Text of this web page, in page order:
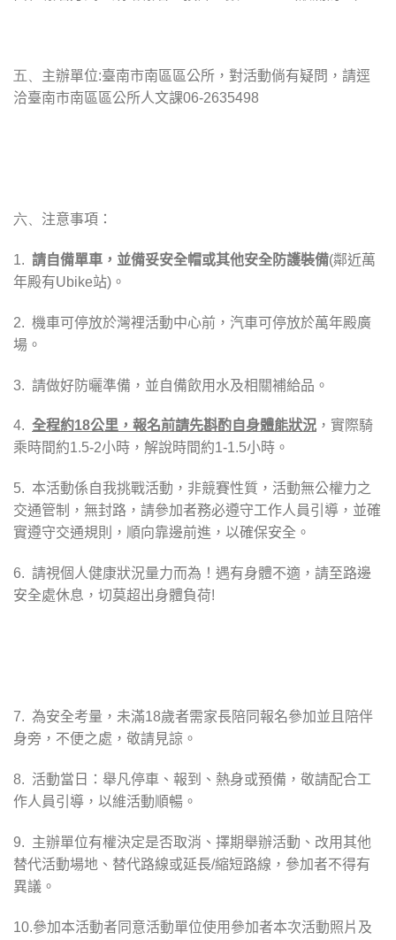
五、 主辦單位:臺南市南區區公所，對活動倘有疑問，請逕
洽臺南市南區區公所人文課06-2635498
六、 注意事項：
1. 請自備單車，並備妥安全帽或其他安全防護裝備(鄰近萬
年殿有Ubike站) 。
2. 機車可停放於灣裡活動中心前，汽車可停放於萬年殿廣
場。
3. 請做好防曬準備，並自備飲用水及相關補給品。
4. 全程約18公里，報名前請先斟酌自身體能狀況 ，實際騎
乘時間約1.5-2小時，解說時間約1-1.5小時。
5. 本活動係自我挑戰活動，非競賽性質，活動無公權力之
交通管制，無封路，請參加者務必遵守工作人員引導，並確
實遵守交通規則，順向靠邊前進，以確保安全。
6. 請視個人健康狀況量力而為！遇有身體不適，請至路邊
安全處休息，切莫超出身體負荷!
7. 為安全考量，未滿18歲者需家長陪同報名參加並且陪伴
身旁，不便之處，敬請見諒。
8. 活動當日：舉凡停車、報到、熱身或預備，敬請配合工
作人員引導，以維活動順暢。
9. 主辦單位有權決定是否取消、擇期舉辦活動、改用其他
替代活動場地、替代路線或延長/縮短路線，參加者不得有
異議。
10.參加本活動者同意活動單位使用參加者本次活動照片及